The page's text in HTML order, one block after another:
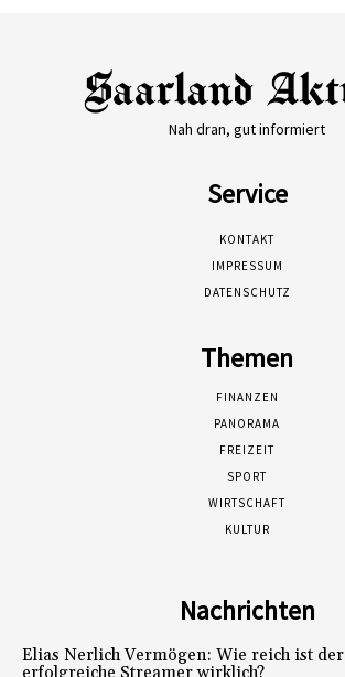
Nah dran, gut informiert
Service
KONTAKT
IMPRESSUM
DATENSCHUTZ
Themen
FINANZEN
PANORAMA
FREIZEIT
SPORT
WIRTSCHAFT
KULTUR
Nachrichten
Elias Nerlich Vermögen: Wie reich ist der